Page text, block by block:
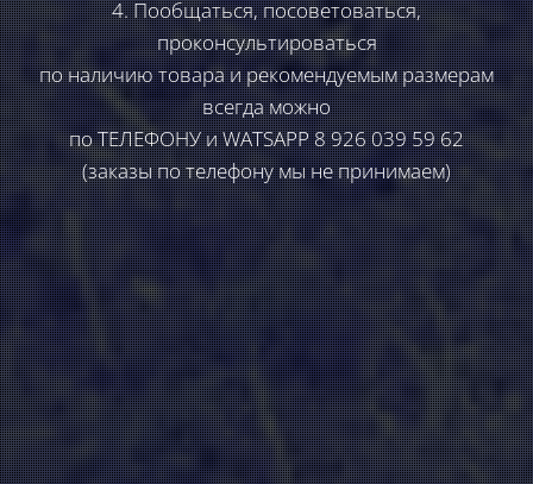
4. Пообщаться, посоветоваться,
проконсультироваться
по наличию товара и рекомендуемым размерам
всегда можно
по ТЕЛЕФОНУ и WATSAPP 8 926 039 59 62
(заказы по телефону мы не принимаем)